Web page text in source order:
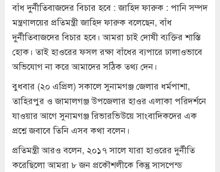
বাঁধ দুর্নীতিবাজদের বিচার হবে : জাহিদ ফারুক : পানি সম্পদ
মন্ত্রণালয়ের প্রতিমন্ত্রী জাহিদ ফারুক বলেছেন, বাঁধ
দুর্নীতিবাজদের বিচার হবে। আমরা চাই দোষী ব্যক্তির শাস্তি
হোক। তাই হাওরের ফসল রক্ষা বাঁধের ব্যপারে ঢালাওভাবে
অভিযোগ না করে আমাদের সঠিক তথ্য দেন।
বুধবার (২০ এপ্রিল) সকালে সুনামগঞ্জ জেলার ধর্মপাশা,
তাহিরপুর ও জামালগঞ্জ উপজেলার হাওর এলাকা পরিদর্শনে
যাওয়ার আগে সুনামগঞ্জ রিভারভিউয়ে সাংবাদিকদের এক
প্রশ্নে জবাবে তিনি এসব কথা বলেন।
প্রতিমন্ত্রী আরও বলেন, ২০১৭ সালে যারা হাওরের দুর্নীতি
করেছিলো আমরা ৮ জন প্রকৌশলীকে কিন্তু সাসপেন্ড